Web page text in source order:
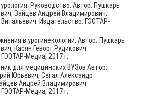
Руководство. Автор: Пушкарь
Зайцев Андрей Владимирович,
Издательство: ГЭОТАР-
в урогинекологии. Автор: Пушкарь
Касян Геворг Рудикович.
Медиа, 2017 г.
для медицинских ВУЗов Автор:
Юрьевич, Сегал Александр
Андрей Владимирович.
Медиа, 2017 г.